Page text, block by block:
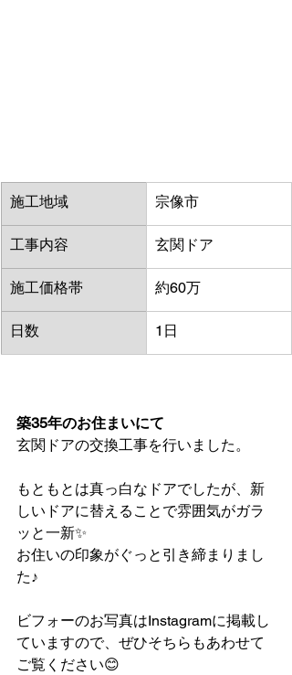
施工地域 宗像市
工事内容 玄関ドア
施工価格帯 約60万
日数 1日
築35年のお住まいにて
玄関ドアの交換工事を行いました。
もともとは真っ白なドアでしたが、新
しいドアに替えることで雰囲気がガラ
ッと一新✨
お住いの印象がぐっと引き締まりまし
た♪
ビフォーのお写真はInstagramに掲載し
ていますので、ぜひそちらもあわせて
ご覧ください😊